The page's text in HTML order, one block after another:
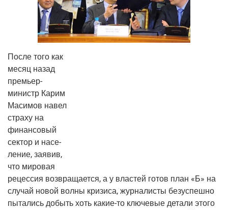
После того как
месяц назад
пре­мьер-
министр Карим
Маси­мов навел
стра­ху на
финан­со­вый
сек­тор и насе­
ле­ние, заявив,
что миро­вая
рецес­сия воз­вра­ща­ет­ся, а у вла­стей готов план «Б» на
слу­чай новой вол­ны кри­зи­са, жур­на­ли­сты без­успеш­но
пыта­лись добыть хоть какие-то клю­че­вые дета­ли это­го